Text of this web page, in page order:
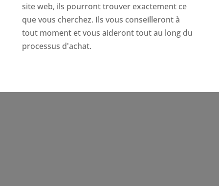
site web, ils pourront trouver exactement ce
que vous cherchez. Ils vous conseilleront à
tout moment et vous aideront tout au long du
processus d'achat.